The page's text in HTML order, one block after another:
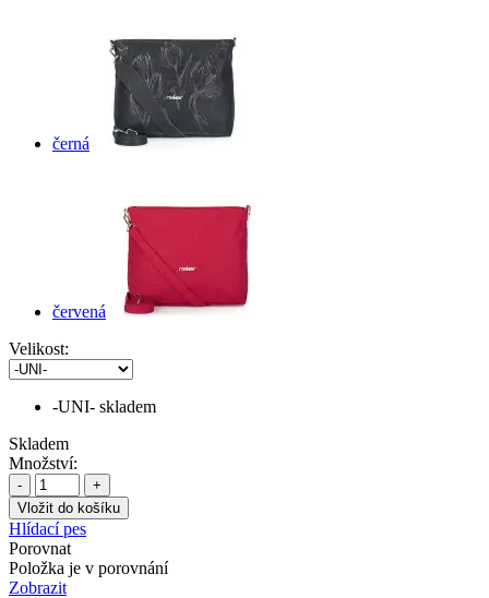
černá
červená
Velikost:
-UNI- skladem
Skladem
Množství:
- +
Hlídací pes
Porovnat
Položka je v porovnání
Zobrazit